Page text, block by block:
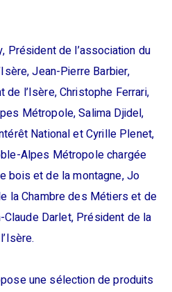
Président de l’association du
Jean-Pierre Barbier,
l’Isère, Christophe Ferrari,
Métropole, Salima Djidel,
National et Cyrille Plenet,
Alpes Métropole chargée
bois et de la montagne, Jo
la Chambre des Métiers et de
Claude Darlet, Président de la
une sélection de produits